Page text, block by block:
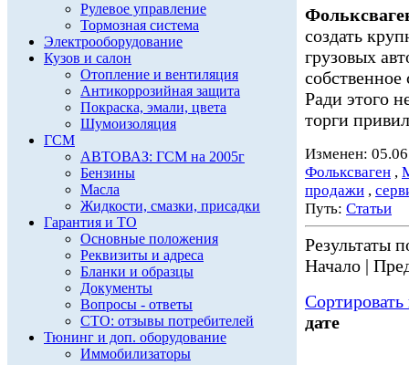
Рулевое управление
Тормозная система
Электрооборудование
Кузов и салон
Отопление и вентиляция
Антикоррозийная защита
Покраска, эмали, цвета
Шумоизоляция
ГСМ
АВТОВАЗ: ГСМ на 2005г
Бензины
Масла
Жидкости, смазки, присадки
Гарантия и ТО
Основные положения
Реквизиты и адреса
Бланки и образцы
Документы
Вопросы - ответы
СТО: отзывы потребителей
Тюнинг и доп. оборудование
Иммобилизаторы
создать
грузовых
собственное
Ради этого
торги
Изменен:
Фольксваген ,
продажи ,
Путь: Статьи
Результаты
Начало |
дате